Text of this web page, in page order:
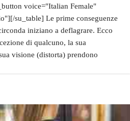
voice="Italian Female"
su_table] Le prime conseguenze
iniziano a deflagrare. Ecco
di qualcuno, la sua
visione (distorta) prendono